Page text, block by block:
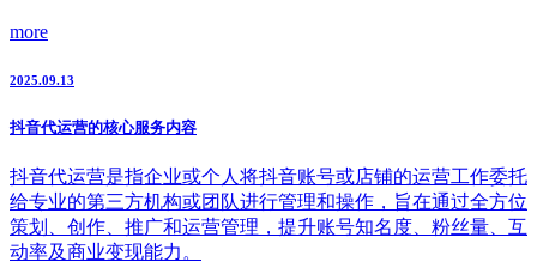
more
2025.09.13
抖音代运营的核心服务内容
抖音代运营是指企业或个人将抖音账号或店铺的运营工作委托
给专业的第三方机构或团队进行管理和操作，旨在通过全方位
策划、创作、推广和运营管理，提升账号知名度、粉丝量、互
动率及商业变现能力。